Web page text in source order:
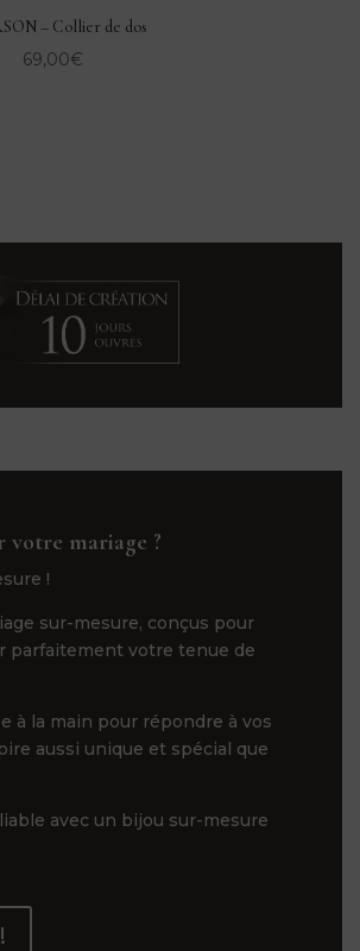
– Collier de dos
69,00€
votre mariage ?
!
sur-mesure, conçus pour
parfaitement votre tenue de
à la main pour répondre à vos
aussi unique et spécial que
avec un bijou sur-mesure